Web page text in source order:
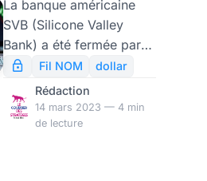
bancaire et tout
le reste… par
Jean Goychman
La banque américaine
SVB (Silicone Valley
Bank) a été fermée par
les autorités financières
américaines.
Fil NOM
dollar
Rédaction
14 mars 2023 — 4 min
de lecture